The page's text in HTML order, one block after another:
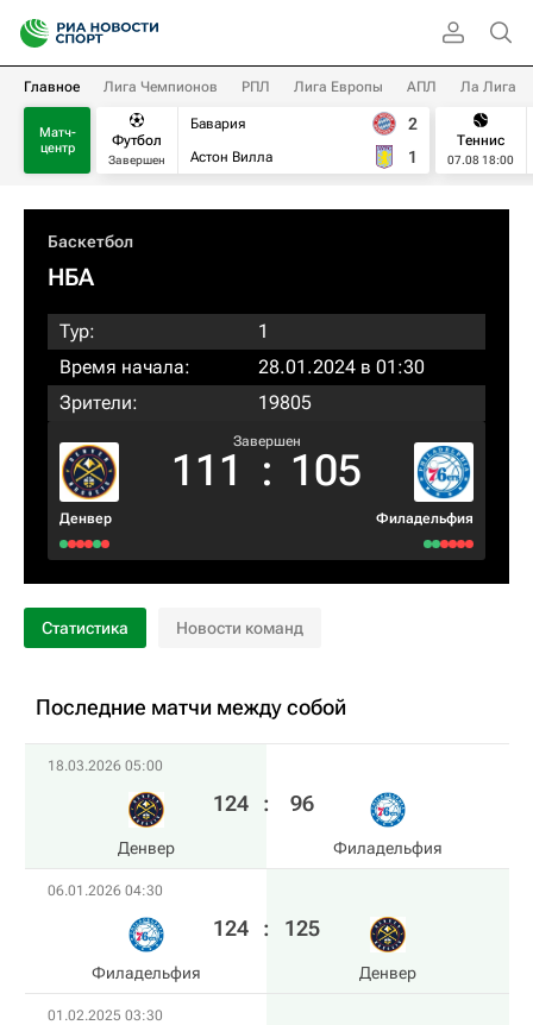
Главное Лига Чемпионов РПЛ Лига Европы АПЛ Ла Лига
Матч-
центр
Футбол
Завершен
Бавария
Астон Вилла
2
1
Теннис
07.08 18:00
Баскетбол
НБА
Тур:
1
Время начала:
28.01.2024 в 01:30
Зрители:
19805
Денвер
Завершен
111 : 105
Филадельфия
Статистика Новости команд
Последние матчи между собой
18.03.2026 05:00
Денвер
124 : 96
Филадельфия
06.01.2026 04:30
Филадельфия
124 : 125
Денвер
01.02.2025 03:30